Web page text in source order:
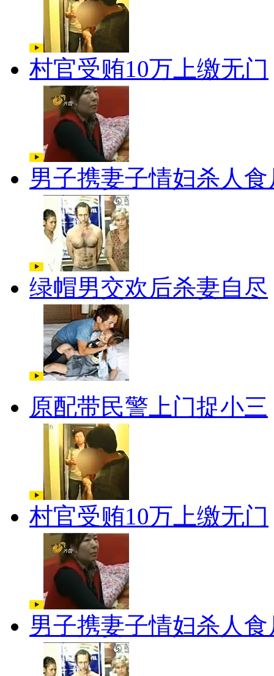
村官受贿10万上缴无门
男子携妻子情妇杀人食
绿帽男交欢后杀妻自尽
原配带民警上门捉小三
村官受贿10万上缴无门
男子携妻子情妇杀人食